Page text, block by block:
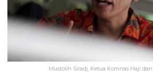
Mustolih Siradj, Ketua Komnas Haji